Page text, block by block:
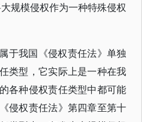
规模侵权作为一种特殊侵权
于我国《侵权责任法》单独
类型，它实际上是一种在我
各种侵权责任类型中都可能
侵权责任法》第四章至第十